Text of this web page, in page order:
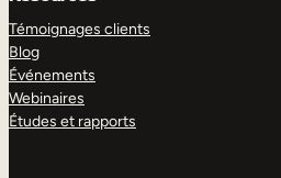
Témoignages clients
Blog
Événements
Webinaires
Études et rapports